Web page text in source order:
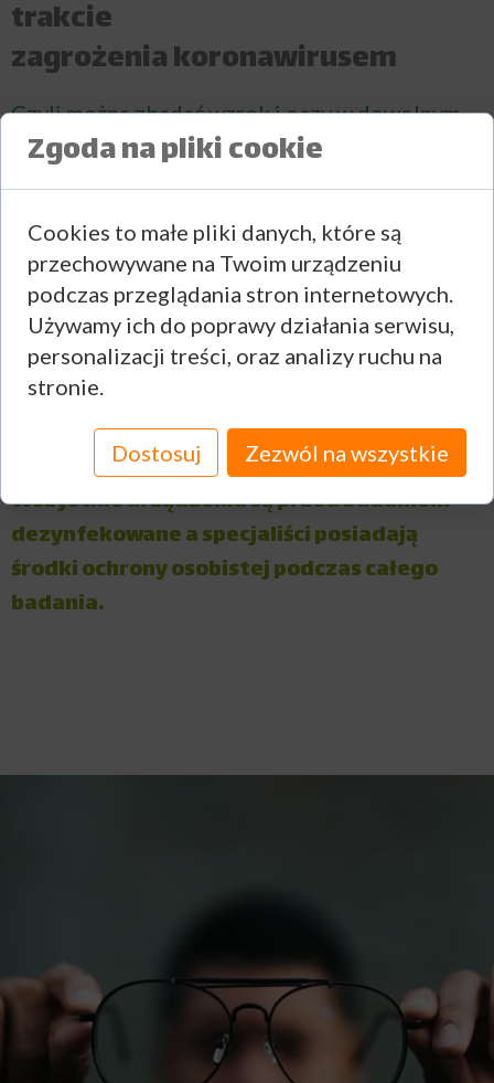
trakcie
zagrożenia koronawirusem
Czyli można zbadać wzrok i oczy w dowolnym
terminie po wcześniejszej rejestracji
tylko do Państwa dyspozycji, czyli ani przed
wizytą, ani po niej nie będziecie mieli kontaktu
z innymi pacjentami w naszej placówce.
Ponieważ dysponujemy
najnowocześniejszym sprzętem
okulistycznym samo badanie odbywa się z
zachowaniem dystansu, nie ma potrzeby
zakraplania oczu ani ich dotykania.
Wszystkie urządzenia są przed badaniem
dezynfekowane a specjaliści posiadają
środki ochrony osobistej podczas całego
badania.
Zgoda na pliki cookie
Cookies to małe pliki danych, które są
przechowywane na Twoim urządzeniu
podczas przeglądania stron internetowych.
Używamy ich do poprawy działania serwisu,
personalizacji treści, oraz analizy ruchu na
stronie.
Dostosuj Zezwól na wszystkie